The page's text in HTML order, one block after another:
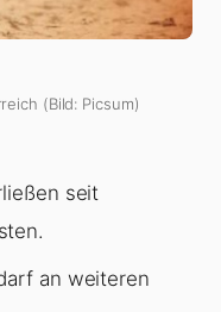
(Bild: Picsum)
seit
an weiteren